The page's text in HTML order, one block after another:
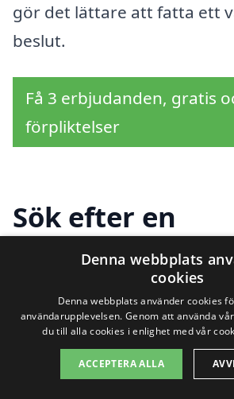
gör det lättare att fatta ett
beslut.
Få 3 erbjudanden, gratis
förpliktelser
Sök efter en
professionell
hemstäd i
nära
Denna webbplats
cookies
Denna webbplats använder cookies
användarupplevelsen. Genom att använda
du till alla cookies i enlighet med vår
ACCEPTERA ALLA